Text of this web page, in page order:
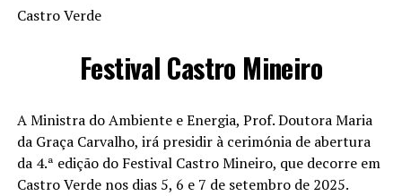
Castro Verde
Festival Castro Mineiro
A Ministra do Ambiente e Energia, Prof. Doutora Maria
da Graça Carvalho, irá presidir à cerimónia de abertura
da 4.ª edição do Festival Castro Mineiro, que decorre em
Castro Verde nos dias 5, 6 e 7 de setembro de 2025.